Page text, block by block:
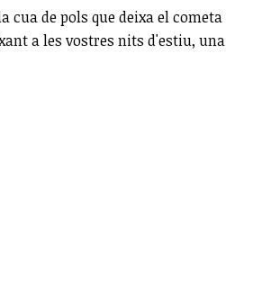
cua de pols que deixa el cometa
a les vostres nits d'estiu, una